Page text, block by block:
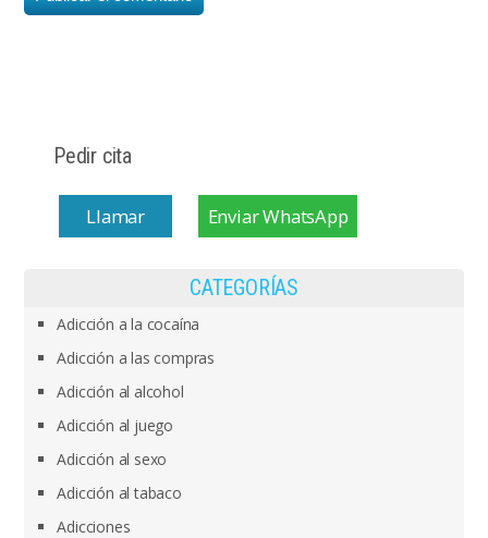
Pedir cita
Llamar Enviar WhatsApp
CATEGORÍAS
Adicción a la cocaína
Adicción a las compras
Adicción al alcohol
Adicción al juego
Adicción al sexo
Adicción al tabaco
Adicciones